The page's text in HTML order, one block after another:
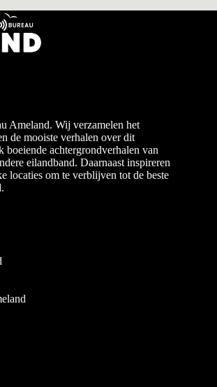
Ameland. Wij verzamelen het
de mooiste verhalen over dit
boeiende achtergrondverhalen van
eilandband. Daarnaast inspireren
locaties om te verblijven tot de beste